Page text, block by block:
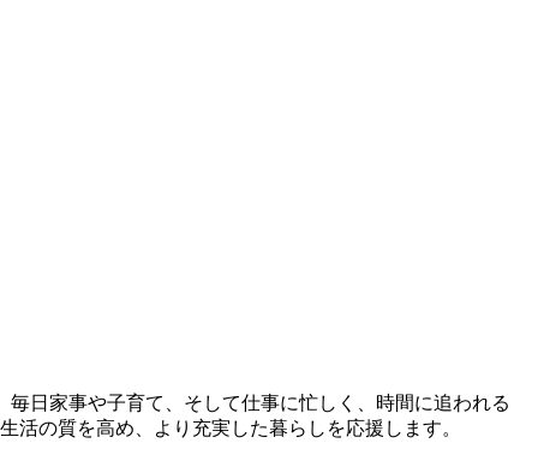
日家事や子育て、そして仕事に忙しく、時間に追われる
の質を高め、より充実した暮らしを応援します。